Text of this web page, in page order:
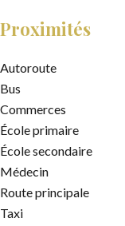
Proximités
Autoroute
Bus
Commerces
École primaire
École secondaire
Médecin
Route principale
Taxi